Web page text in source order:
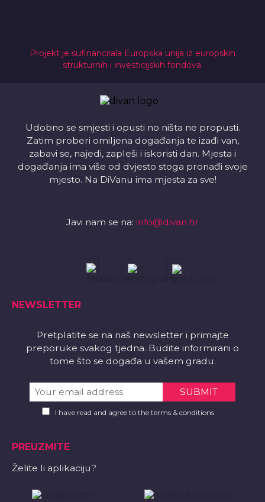
Projekt je sufinancirala Europska unija iz europskih
strukturnih i investicijskih fondova.
Udobno se smjesti i opusti no ništa ne propusti.
Zatim proberi omiljena događanja te izađi van,
zabavi se, najedi, zapleši i iskoristi dan. Mjesta i
događanja ima više od dvjesto stoga pronađi svoje
mjesto. Na DiVanu ima mjesta za sve!
Javi nam se na: info@divan.hr
NEWSLETTER
Pretplatite se na naš newsletter i primajte
preporuke svakog tjedna. Budite informirani o
tome što se događa u vašem gradu.
I have read and agree to the terms & conditions
PREUZMITE
Želite li aplikaciju?